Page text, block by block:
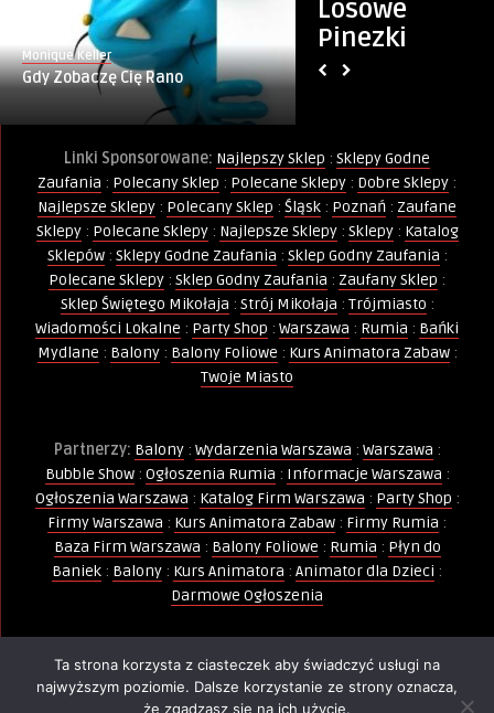
Losowe
Pinezki
Monique Keller
Gdy Zobaczę Cię Rano
Linki Sponsorowane: Najlepszy Sklep : Sklepy Godne
Zaufania : Polecany Sklep : Polecane Sklepy : Dobre Sklepy :
Najlepsze Sklepy : Polecany Sklep : Śląsk : Poznań : Zaufane
Sklepy: Polecane Sklepy: Najlepsze Sklepy: Sklepy: Katalog
Sklepów: Sklepy Godne Zaufania : Sklep Godny Zaufania :
Polecane Sklepy : Sklep Godny Zaufania : Zaufany Sklep :
Sklep Świętego Mikołaja : Strój Mikołaja : Trójmiasto :
Wiadomości Lokalne : Party Shop : Warszawa : Rumia : Bańki
Mydlane : Balony: Balony Foliowe : Kurs Animatora Zabaw:
Twoje Miasto
Partnerzy: Balony: Wydarzenia Warszawa : Warszawa :
Bubble Show: Ogłoszenia Rumia : Informacje Warszawa :
Ogłoszenia Warszawa : Katalog Firm Warszawa : Party Shop :
Firmy Warszawa : Kurs Animatora Zabaw : Firmy Rumia :
Baza Firm Warszawa : Balony Foliowe : Rumia : Płyn do
Baniek : Balony : Kurs Animatora : Animator dla Dzieci :
Darmowe Ogłoszenia
Wszelkie Prawa Zastrzeżone - Kopiowanie, powielanie i
wykorzystywanie treści, zdjęć, grafik jest zabronione -
Ta strona korzysta z ciasteczek aby świadczyć usługi na
najwyższym poziomie. Dalsze korzystanie ze strony oznacza,
że zgadzasz się na ich użycie.